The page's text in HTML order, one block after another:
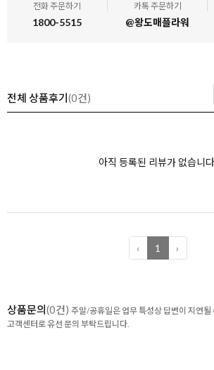
전화 주문하기
1800-5515
카톡 주문하기
@왕도매플라워
전체 상품후기(0건)
아직 등록된 리뷰가 없습니
‹ 1 ›
상품문의(0건) 주말/공휴일은 업무 특성상 답변이 지연될
고객센터로 유선 문의 부탁드립니다.